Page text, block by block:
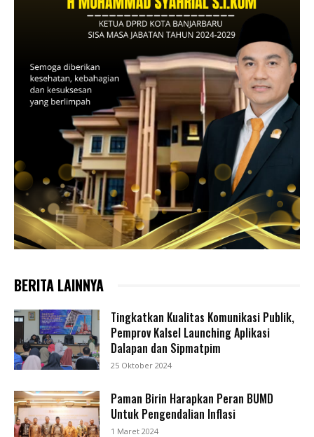
BERITA LAINNYA
Tingkatkan Kualitas Komunikasi Publik,
Pemprov Kalsel Launching Aplikasi
Dalapan dan Sipmatpim
25 Oktober 2024
Paman Birin Harapkan Peran BUMD
Untuk Pengendalian Inflasi
1 Maret 2024